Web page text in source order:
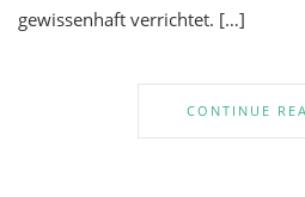
gewissenhaft verrichtet. […]
CONTINUE